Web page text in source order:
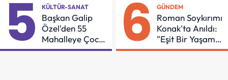
5 KÜLTÜR-SANAT
Başkan Galip
Özel'den 55
Mahalleye Çocuk
Şenliği
6 GÜNDEM
Roman Soykırımı
Konak'ta Anıldı:
"Eşit Bir Yaşam
İçin Mücadeleyi